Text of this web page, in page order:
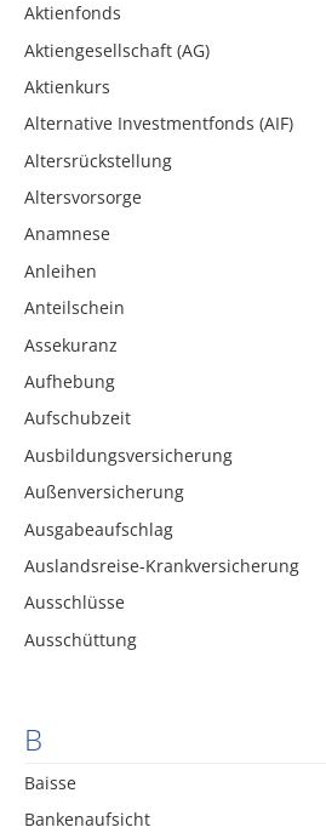
Aktienfonds
Aktiengesellschaft (AG)
Aktienkurs
Alternative Investmentfonds (AIF)
Altersrückstellung
Altersvorsorge
Anamnese
Anleihen
Anteilschein
Assekuranz
Aufhebung
Aufschubzeit
Ausbildungsversicherung
Außenversicherung
Ausgabeaufschlag
Auslandsreise-Krankversicherung
Ausschlüsse
Ausschüttung
B
Baisse
Bankenaufsicht